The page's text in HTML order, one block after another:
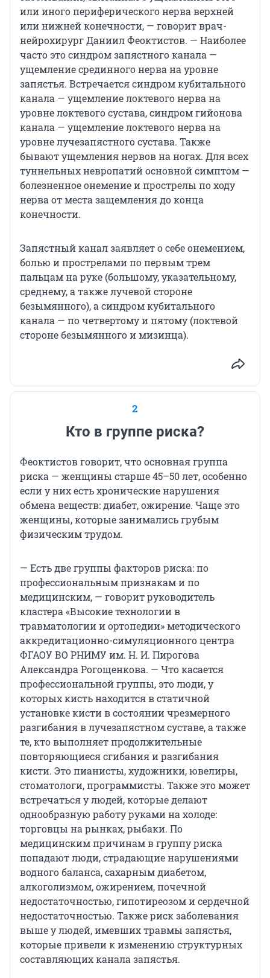
или иного периферического нерва верхней
или нижней конечности, — говорит врач-
нейрохирург Даниил Феоктистов. — Наиболее
часто это синдром запястного канала —
ущемление срединного нерва на уровне
запястья. Встречается синдром кубитального
канала — ущемление локтевого нерва на
уровне локтевого сустава, синдром гийонова
канала — ущемление локтевого нерва на
уровне лучезапястного сустава. Также
бывают ущемления нервов на ногах. Для всех
туннельных невропатий основной симптом —
болезненное онемение и прострелы по ходу
нерва от места защемления до конца
конечности.
Запястный канал заявляет о себе онемением,
болью и прострелами по первым трем
пальцам на руке (большому, указательному,
среднему, а также лучевой стороне
безымянного), а синдром кубитального
канала — по четвертому и пятому (локтевой
стороне безымянного и мизинца).
2
Кто в группе риска?
Феоктистов говорит, что основная группа
риска — женщины старше 45–50 лет, особенно
если у них есть хронические нарушения
обмена веществ: диабет, ожирение. Чаще это
женщины, которые занимались грубым
физическим трудом.
— Есть две группы факторов риска: по
профессиональным признакам и по
медицинским, — говорит руководитель
кластера «Высокие технологии в
травматологии и ортопедии» методического
аккредитационно-симуляционного центра
ФГАОУ ВО РНИМУ им. Н. И. Пирогова
Александра Рогощенкова. — Что касается
профессиональной группы, это люди, у
которых кисть находится в статичной
установке кисти в состоянии чрезмерного
разгибания в лучезапястном суставе, а также
те, кто выполняет продолжительные
повторяющиеся сгибания и разгибания
кисти. Это пианисты, художники, ювелиры,
стоматологи, программисты. Также это может
встречаться у людей, которые делают
однообразную работу руками на холоде:
торговцы на рынках, рыбаки. По
медицинским причинам в группу риска
попадают люди, страдающие нарушениями
водного баланса, сахарным диабетом,
алкоголизмом, ожирением, почечной
недостаточностью, гипотиреозом и сердечной
недостаточностью. Также риск заболевания
выше у людей, имевших травмы запястья,
которые привели к изменению структурных
составляющих канала запястья.